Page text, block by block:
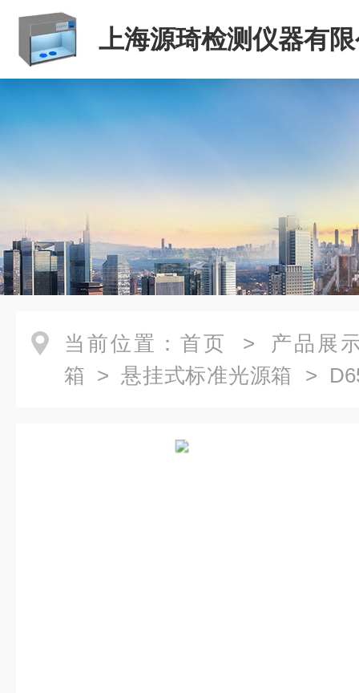
上海源琦检测仪器有
当前位置： 首页 > 产品展
箱 > 悬挂式标准光源箱 >